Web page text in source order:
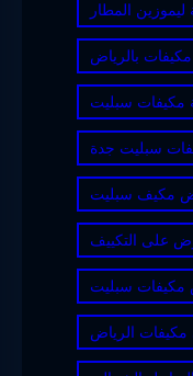
المطار
بالرياض
مكيفات سبليت
سبليت جدة
مكيف سبليت
على التكييف
سبليت
مكيفات الرياض